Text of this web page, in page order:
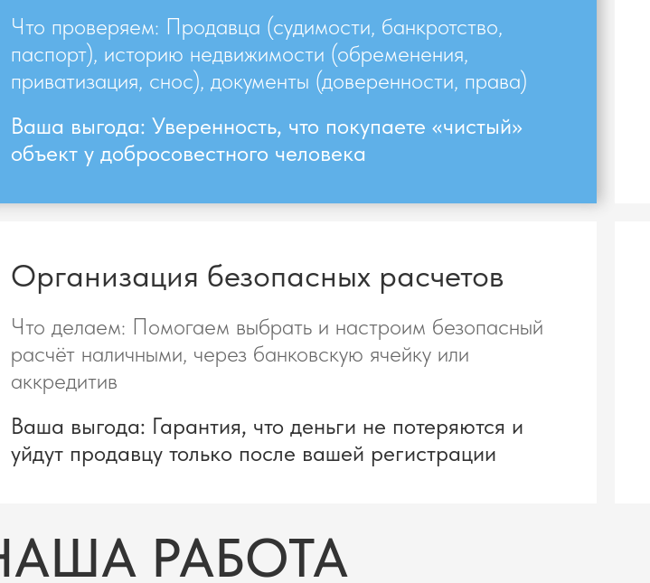
Что проверяем: Продавца (судимости, банкротство,
паспорт), историю недвижимости (обременения,
приватизация, снос), документы (доверенности, права)
Ваша выгода: Уверенность, что покупаете «чистый»
объект у добросовестного человека
Организация безопасных расчетов
Что делаем: Помогаем выбрать и настроим безопасный
расчёт наличными, через банковскую ячейку или
аккредитив
Ваша выгода: Гарантия, что деньги не потеряются и
уйдут продавцу только после вашей регистрации
РАБОТА